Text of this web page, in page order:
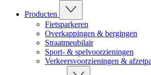
Producten
Fietsparkeren
Overkappingen & bergingen
Straatmeubilair
Sport- & spelvoorzieningen
Verkeersvoorzieningen &